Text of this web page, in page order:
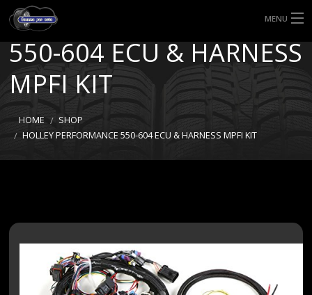
MENU
HOME
TIPI DI GOMME
MISURE GOMME
HOLLEY PERFORMANCE
550-604 ECU & HARNESS
MPFI KIT
HOME
SHOP
HOLLEY PERFORMANCE 550-604 ECU & HARNESS MPFI KIT